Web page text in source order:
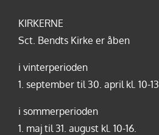
KIRKERNE
Sct. Bendts Kirke er åben
i vinterperioden
1. september til 30. april kl. 10-13.
i sommerperioden
1. maj til 31. august kl. 10-16.